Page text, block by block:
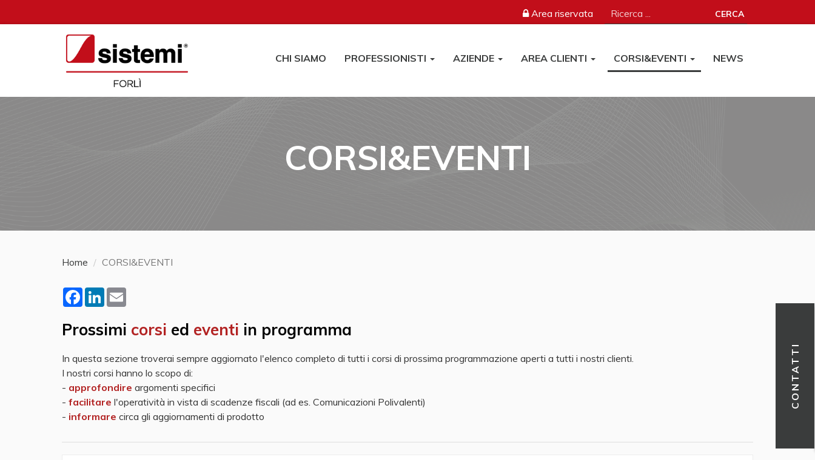
CONTATTI
Area riservata CERCA
CHI SIAMO PROFESSIONISTI AZIENDE AREA CLIENTI CORSI&EVENTI NEWS
CORSI&EVENTI
Home CORSI&EVENTI
Facebook
LinkedIn
Prossimi corsi ed eventi in programma
In questa sezione troverai sempre aggiornato l'elenco completo di tutti i corsi di prossima programmazione aperti a tutti i nostri clienti.
I nostri corsi hanno lo scopo di:
- approfondire argomenti specifici
- facilitare l'operatività in vista di scadenze fiscali (ad es. Comunicazioni Polivalenti)
- informare circa gli aggiornamenti di prodotto